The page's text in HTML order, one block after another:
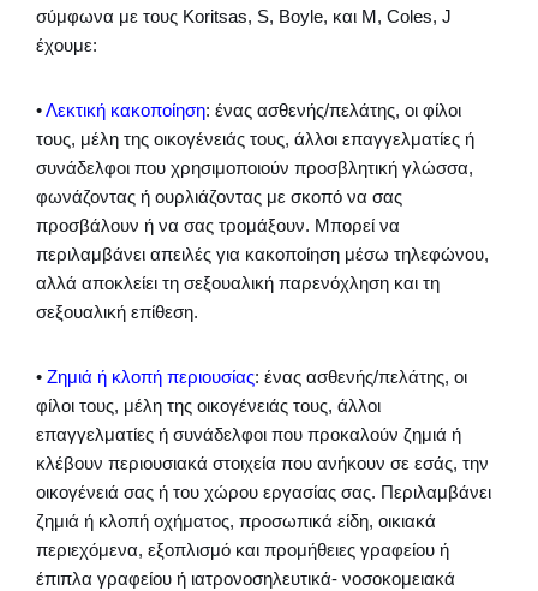
σύμφωνα με τους Koritsas, S, Boyle, και M, Coles, J
έχουμε:
•Λεκτική κακοποίηση: ένας ασθενής/πελάτης, οι φίλοι
τους, μέλη της οικογένειάς τους, άλλοι επαγγελματίες ή
συνάδελφοι που χρησιμοποιούν προσβλητική γλώσσα,
φωνάζοντας ή ουρλιάζοντας με σκοπό να σας
προσβάλουν ή να σας τρομάξουν. Μπορεί να
περιλαμβάνει απειλές για κακοποίηση μέσω τηλεφώνου,
αλλά αποκλείει τη σεξουαλική παρενόχληση και τη
σεξουαλική επίθεση.
• Ζημιά ή κλοπή περιουσίας: ένας ασθενής/πελάτης, οι
φίλοι τους, μέλη της οικογένειάς τους, άλλοι
επαγγελματίες ή συνάδελφοι που προκαλούν ζημιά ή
κλέβουν περιουσιακά στοιχεία που ανήκουν σε εσάς, την
οικογένειά σας ή του χώρου εργασίας σας. Περιλαμβάνει
ζημιά ή κλοπή οχήματος, προσωπικά είδη, οικιακά
περιεχόμενα, εξοπλισμό και προμήθειες γραφείου ή
έπιπλα γραφείου ή ιατρονοσηλευτικά- νοσοκομειακά